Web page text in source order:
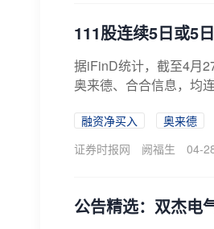
111股连续5日或5
据iFinD统计，截至4月
奥来德、合合信息，均
融资净买入 奥来德
证券时报网
阙福生 04-
公告精选：双杰电